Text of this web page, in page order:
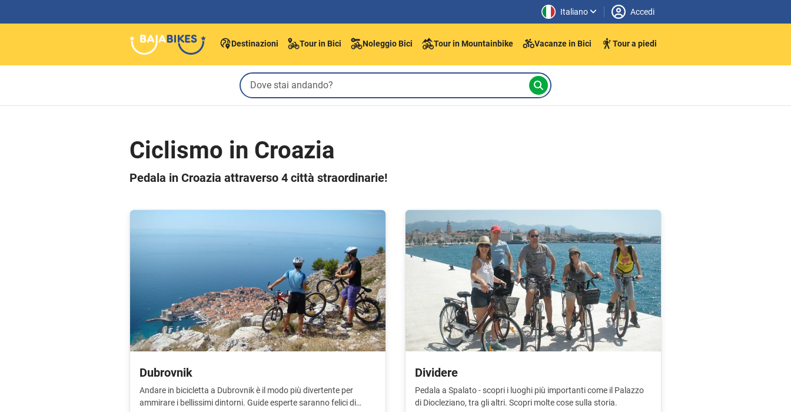
Italiano Accedi
Destinazioni Tour in Bici Noleggio Bici Tour in Mountainbike Vacanze in Bici Tour a piedi
Ciclismo in Croazia
Pedala in Croazia attraverso 4 città straordinarie!
Dubrovnik
Andare in bicicletta a Dubrovnik è il modo più divertente per
ammirare i bellissimi dintorni. Guide esperte saranno felici di
Dividere
Pedala a Spalato - scopri i luoghi più importanti come il Palazzo
di Diocleziano, tra gli altri. Scopri molte cose sulla storia.